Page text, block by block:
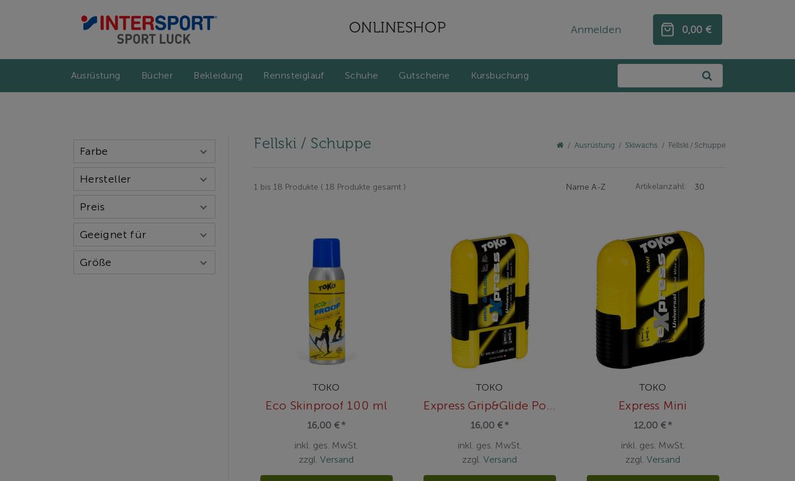
ONLINESHOP Anmelden 0,00 €
Ausrüstung Bücher Bekleidung Rennsteiglauf Schuhe Gutscheine Kursbuchung
Farbe
Hersteller
Preis
Geeignet für
Größe
Fellski / Schuppe Ausrüstung Skiwachs Fellski / Schuppe
1 bis 18 Produkte ( 18 Produkte gesamt ) Artikelanzahl:
TOKO
Eco Skinproof 100 ml
16,00 € *
inkl. ges. MwSt.
zzgl.Versand
TOKO
16,00 € *
inkl. ges. MwSt.
zzgl.Versand
TOKO
Express Mini
12,00 € *
inkl. ges. MwSt.
zzgl.Versand